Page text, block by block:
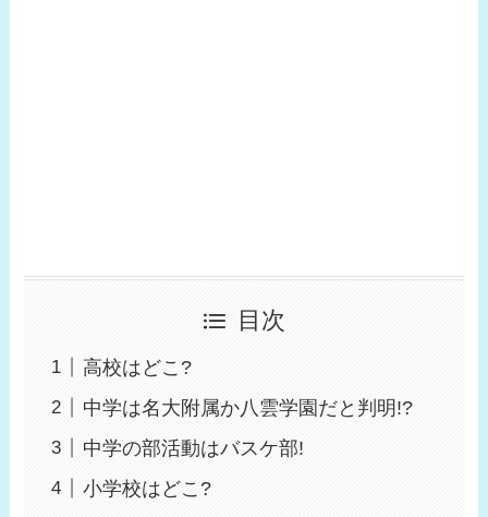
目次
高校はどこ?
中学は名大附属か八雲学園だと判明!?
中学の部活動はバスケ部!
小学校はどこ?